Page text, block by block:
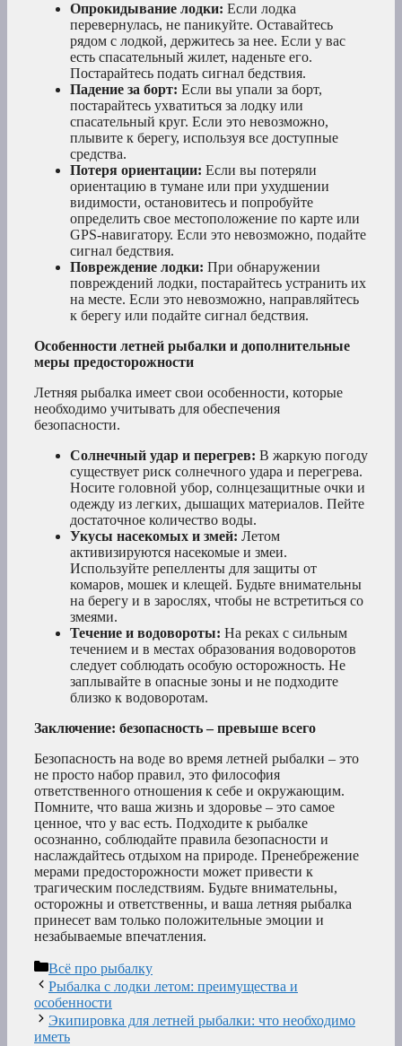
Опрокидывание лодки: Если лодка
перевернулась, не паникуйте. Оставайтесь
рядом с лодкой, держитесь за нее. Если у вас
есть спасательный жилет, наденьте его.
Постарайтесь подать сигнал бедствия.
Падение за борт: Если вы упали за борт,
постарайтесь ухватиться за лодку или
спасательный круг. Если это невозможно,
плывите к берегу, используя все доступные
средства.
Потеря ориентации: Если вы потеряли
ориентацию в тумане или при ухудшении
видимости, остановитесь и попробуйте
определить свое местоположение по карте или
GPS-навигатору. Если это невозможно, подайте
сигнал бедствия.
Повреждение лодки: При обнаружении
повреждений лодки, постарайтесь устранить их
на месте. Если это невозможно, направляйтесь
к берегу или подайте сигнал бедствия.
Особенности летней рыбалки и дополнительные
меры предосторожности
Летняя рыбалка имеет свои особенности, которые
необходимо учитывать для обеспечения
безопасности.
Солнечный удар и перегрев: В жаркую погоду
существует риск солнечного удара и перегрева.
Носите головной убор, солнцезащитные очки и
одежду из легких, дышащих материалов. Пейте
достаточное количество воды.
Укусы насекомых и змей: Летом
активизируются насекомые и змеи.
Используйте репелленты для защиты от
комаров, мошек и клещей. Будьте внимательны
на берегу и в зарослях, чтобы не встретиться со
змеями.
Течение и водовороты: На реках с сильным
течением и в местах образования водоворотов
следует соблюдать особую осторожность. Не
заплывайте в опасные зоны и не подходите
близко к водоворотам.
Заключение: безопасность – превыше всего
Безопасность на воде во время летней рыбалки – это
не просто набор правил, это философия
ответственного отношения к себе и окружающим.
Помните, что ваша жизнь и здоровье – это самое
ценное, что у вас есть. Подходите к рыбалке
осознанно, соблюдайте правила безопасности и
наслаждайтесь отдыхом на природе. Пренебрежение
мерами предосторожности может привести к
трагическим последствиям. Будьте внимательны,
осторожны и ответственны, и ваша летняя рыбалка
принесет вам только положительные эмоции и
незабываемые впечатления.
Рубрики
Всё про рыбалку
Рыбалка с лодки летом: преимущества и
особенности
Экипировка для летней рыбалки: что необходимо
иметь